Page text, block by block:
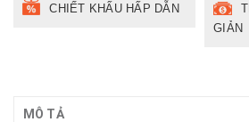
CHIẾT KHẤU HẤP DẪN
GIẢN
MÔ TẢ